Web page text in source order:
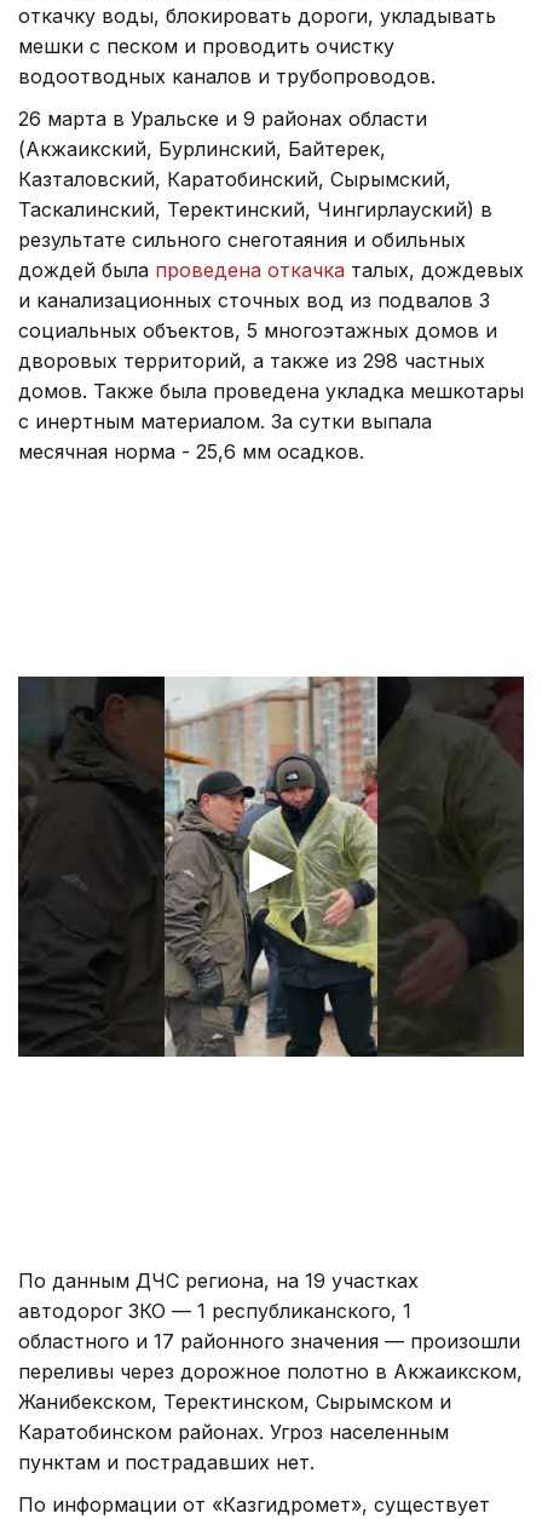
откачку воды, блокировать дороги, укладывать
мешки с песком и проводить очистку
водоотводных каналов и трубопроводов.
26 марта в Уральске и 9 районах области
(Акжаикский, Бурлинский, Байтерек,
Казталовский, Каратобинский, Сырымский,
Таскалинский, Теректинский, Чингирлауский) в
результате сильного снеготаяния и обильных
дождей была проведена откачка талых, дождевых
и канализационных сточных вод из подвалов 3
социальных объектов, 5 многоэтажных домов и
дворовых территорий, а также из 298 частных
домов. Также была проведена укладка мешкотары
с инертным материалом. За сутки выпала
месячная норма - 25,6 мм осадков.
По данным ДЧС региона, на 19 участках
автодорог ЗКО — 1 республиканского, 1
областного и 17 районного значения — произошли
переливы через дорожное полотно в Акжаикском,
Жанибекском, Теректинском, Сырымском и
Каратобинском районах. Угроз населенным
пунктам и пострадавших нет.
По информации от «Казгидромет», существует